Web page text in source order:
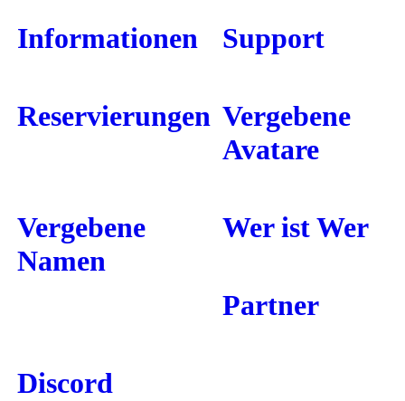
Informationen Support
Reservierungen Vergebene
Avatare
Vergebene
Namen
Wer ist Wer
Partner
Discord